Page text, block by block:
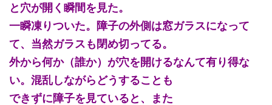
と穴が開く瞬間を見た。
一瞬凍りついた。障子の外側は窓ガラスになって
て、当然ガラスも閉め切ってる。
外から何か（誰か）が穴を開けるなんて有り得な
い。混乱しながらどうすることも
できずに障子を見ていると、また